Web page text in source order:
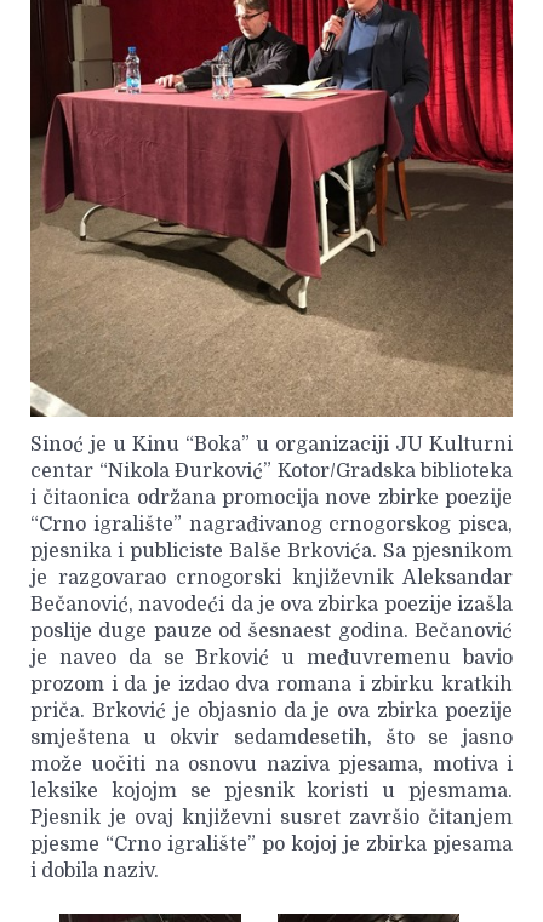
Sinoć je u Kinu “Boka” u organizaciji JU Kulturni
centar “Nikola Đurković” Kotor/Gradska biblioteka
i čitaonica održana promocija nove zbirke poezije
“Crno igralište” nagrađivanog crnogorskog pisca,
pjesnika i publiciste Balše Brkovića. Sa pjesnikom
je razgovarao crnogorski književnik Aleksandar
Bečanović, navodeći da je ova zbirka poezije izašla
poslije duge pauze od šesnaest godina. Bečanović
je naveo da se Brković u međuvremenu bavio
prozom i da je izdao dva romana i zbirku kratkih
priča. Brković je objasnio da je ova zbirka poezije
smještena u okvir sedamdesetih, što se jasno
može uočiti na osnovu naziva pjesama, motiva i
leksike kojojm se pjesnik koristi u pjesmama.
Pjesnik je ovaj književni susret završio čitanjem
pjesme “Crno igralište” po kojoj je zbirka pjesama
i dobila naziv.